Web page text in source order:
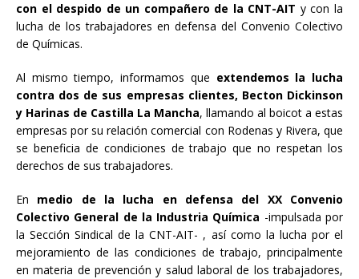
con el despido de un compañero de la CNT-AIT y con la
lucha de los trabajadores en defensa del Convenio Colectivo
de Químicas.
Al mismo tiempo, informamos que extendemos la lucha
contra dos de sus empresas clientes, Becton Dickinson
y Harinas de Castilla La Mancha, llamando al boicot a estas
empresas por su relación comercial con Rodenas y Rivera, que
se beneficia de condiciones de trabajo que no respetan los
derechos de sus trabajadores.
En medio de la lucha en defensa del XX Convenio
Colectivo General de la Industria Química -impulsada por
la Sección Sindical de la CNT-AIT- , así como la lucha por el
mejoramiento de las condiciones de trabajo, principalmente
en materia de prevención y salud laboral de los trabajadores,